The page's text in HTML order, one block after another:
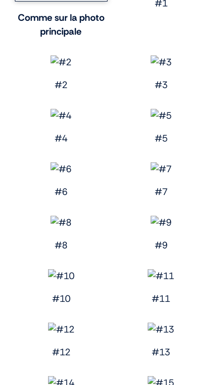
Comme sur la photo
principale
#1
#2 #3
#4 #5
#6 #7
#8 #9
#10 #11
#12 #13